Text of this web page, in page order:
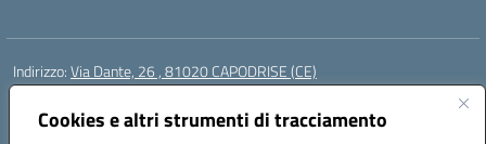
Cookies e altri strumenti di tracciamento
Indirizzo:Via Dante, 26 , 81020 CAPODRISE (CE)
Centralino:
Posta elettronica certificata (PEC):CEIC83000V@pec.istruzione.it